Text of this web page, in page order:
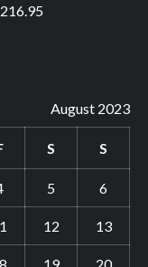
August 2023
S S
5 6
12 13